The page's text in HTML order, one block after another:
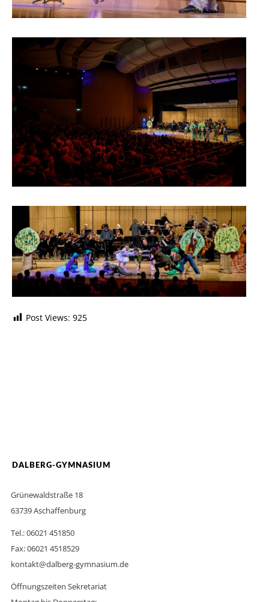
Post Views: 925
DALBERG-GYMNASIUM
Grünewaldstraße 18
63739 Aschaffenburg
Tel.: 06021 451850
Fax: 06021 4518529
kontakt@dalberg-gymnasium.de
Öffnungszeiten Sekretariat